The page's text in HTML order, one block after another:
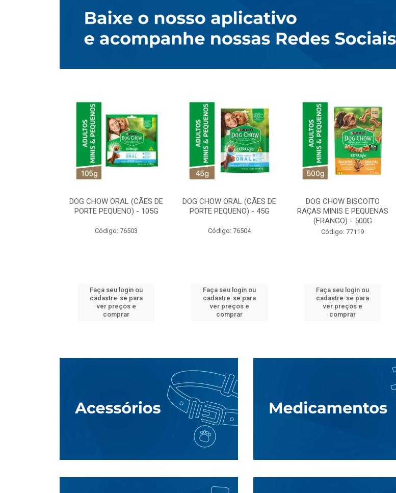
DOG CHOW ORAL (CÃES DE
PORTE PEQUENO) - 105G
Código: 76503
Faça seu login ou
cadastre-se para
ver preços e
comprar
DOG CHOW ORAL (CÃES DE
PORTE PEQUENO) - 45G
Código: 76504
Faça seu login ou
cadastre-se para
ver preços e
comprar
DOG CHOW BISCOITO
RAÇAS MINIS E PEQUENAS
(FRANGO) - 500G
Código: 77119
Faça seu login ou
cadastre-se para
ver preços e
comprar